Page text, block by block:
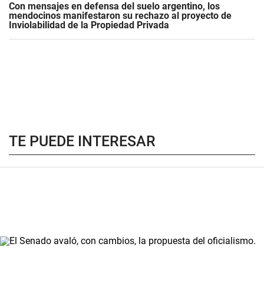
Con mensajes en defensa del suelo argentino, los
mendocinos manifestaron su rechazo al proyecto de
Inviolabilidad de la Propiedad Privada
TE PUEDE INTERESAR